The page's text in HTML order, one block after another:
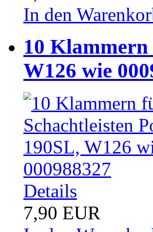
In den
10 Klammern
W126 wie
Details
7,90 EUR